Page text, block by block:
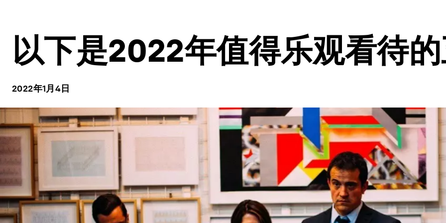
以下是2022年值得乐观看待
2022年1月4日